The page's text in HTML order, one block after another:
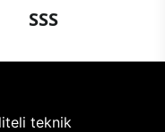
SSS
teknik